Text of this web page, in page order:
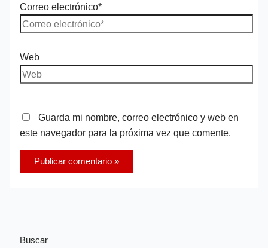
Correo electrónico*
Web
Guarda mi nombre, correo electrónico y web en
este navegador para la próxima vez que comente.
Buscar